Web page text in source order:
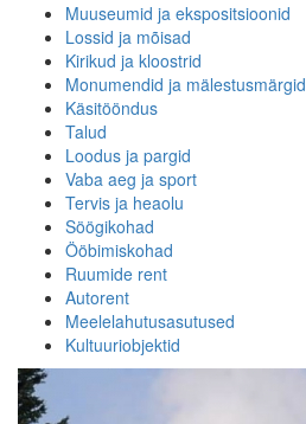
Muuseumid ja ekspositsioonid
Lossid ja mõisad
Kirikud ja kloostrid
Monumendid ja mälestusmärgid
Käsitööndus
Talud
Loodus ja pargid
Vaba aeg ja sport
Tervis ja heaolu
Söögikohad
Ööbimiskohad
Ruumide rent
Autorent
Meelelahutusasutused
Kultuuriobjektid